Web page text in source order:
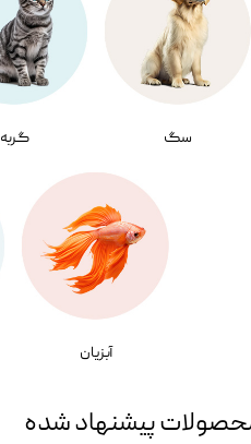
سگ گربه
آبزیان
پیشنهاد شده